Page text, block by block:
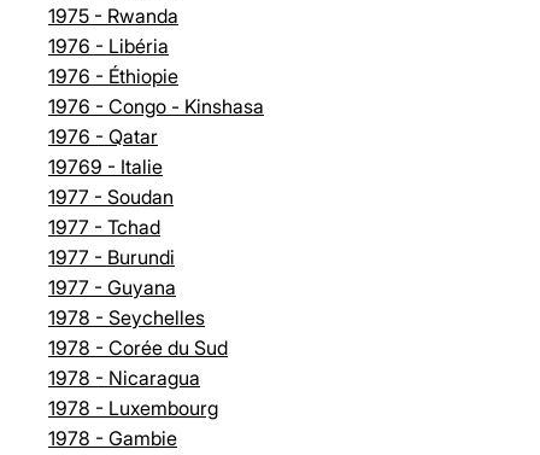
1975 - Rwanda
1976 - Libéria
1976 - Éthiopie
1976 - Congo - Kinshasa
1976 - Qatar
19769 - Italie
1977 - Soudan
1977 - Tchad
1977 - Burundi
1977 - Guyana
1978 - Seychelles
1978 - Corée du Sud
1978 - Nicaragua
1978 - Luxembourg
1978 - Gambie